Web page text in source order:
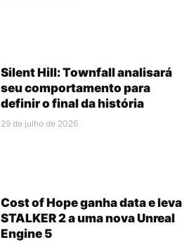
Silent Hill: Townfall analisará
seu comportamento para
definir o final da história
29 de julho de 2026
Cost of Hope ganha data e leva
STALKER 2 a uma nova Unreal
Engine 5